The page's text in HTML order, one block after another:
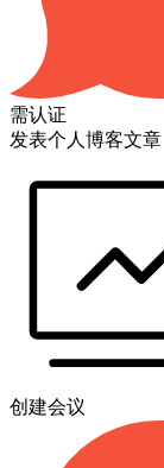
需认证
发表个人博客文章
创建会议